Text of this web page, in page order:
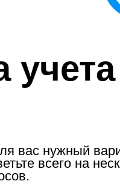
учета
вас нужный
всего на